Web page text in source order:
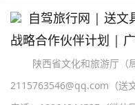
自驾旅行网 | 送文
战略合作伙伴计划 |
陕西省文化和旅游厅（
2115763546@qq.com（送